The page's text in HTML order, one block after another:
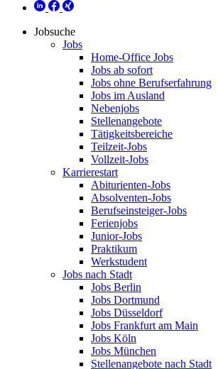
Jobsuche
Jobs
Home-Office Jobs
Jobs ab sofort
Jobs ohne Berufserfahrung
Jobs im Ausland
Nebenjobs
Stellenangebote
Tätigkeitsbereiche
Teilzeit-Jobs
Vollzeit-Jobs
Karrierestart
Abiturienten-Jobs
Absolventen-Jobs
Berufseinsteiger-Jobs
Ferienjobs
Junior-Jobs
Praktikum
Werkstudent
Jobs nach Stadt
Jobs Berlin
Jobs Dortmund
Jobs Düsseldorf
Jobs Frankfurt am Main
Jobs Köln
Jobs München
Stellenangebote nach Stadt